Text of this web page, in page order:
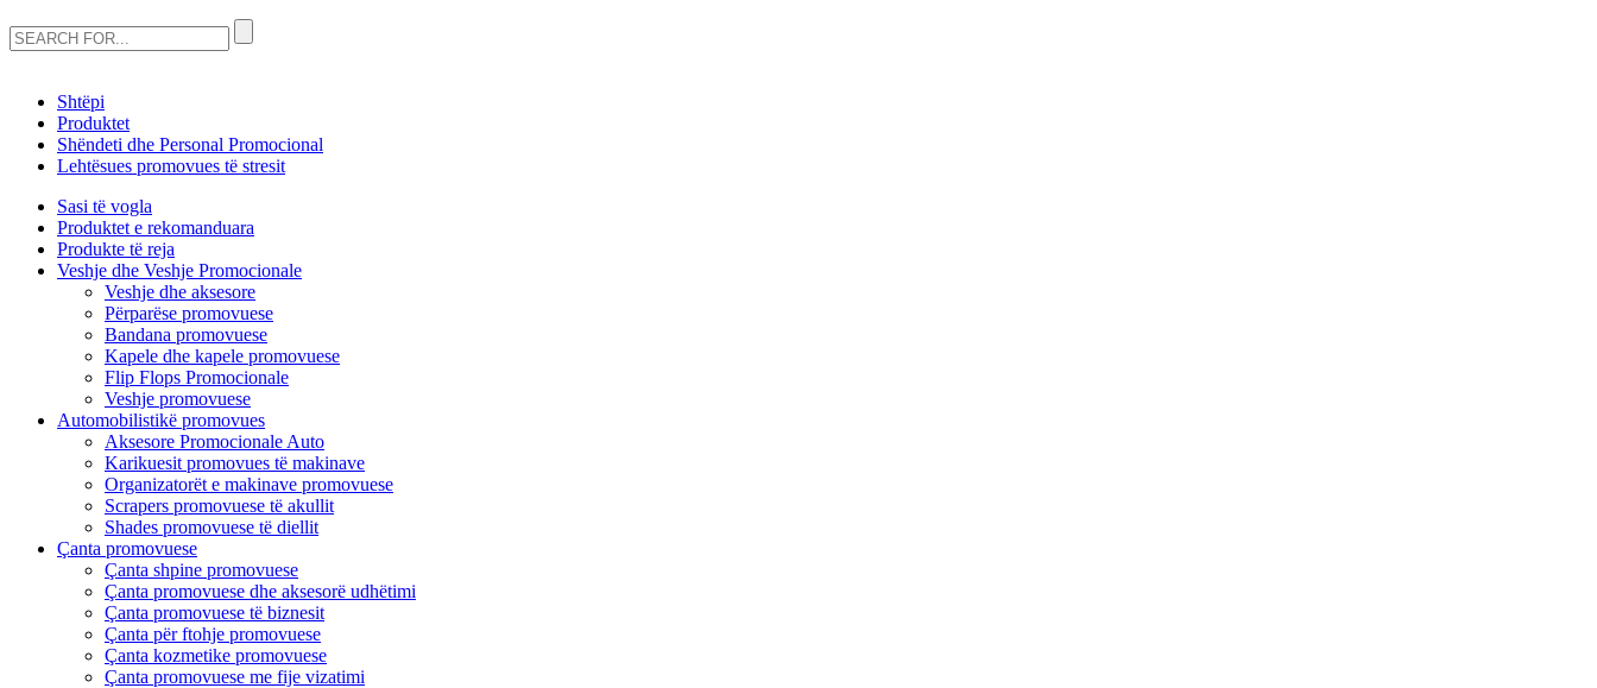
Shtëpi
Produktet
Shëndeti dhe Personal Promocional
Lehtësues promovues të stresit
Sasi të vogla
Produktet e rekomanduara
Produkte të reja
Veshje dhe Veshje Promocionale
Veshje dhe aksesore
Përparëse promovuese
Bandana promovuese
Kapele dhe kapele promovuese
Flip Flops Promocionale
Veshje promovuese
Automobilistikë promovues
Aksesore Promocionale Auto
Karikuesit promovues të makinave
Organizatorët e makinave promovuese
Scrapers promovuese të akullit
Shades promovuese të diellit
Çanta promovuese
Çanta shpine promovuese
Çanta promovuese dhe aksesorë udhëtimi
Çanta promovuese të biznesit
Çanta për ftohje promovuese
Çanta kozmetike promovuese
Çanta promovuese me fije vizatimi